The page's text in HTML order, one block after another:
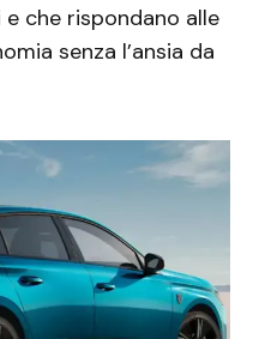
che rispondano alle
senza l’ansia da